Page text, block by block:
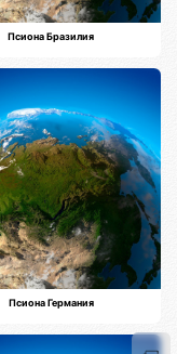
Псиона Бразилия
Псиона Германия